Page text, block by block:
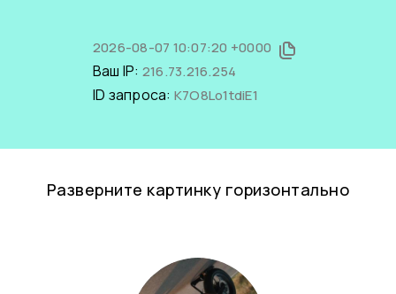
2026-08-07 10:07:20 +0000
Ваш IP: 216.73.216.254
ID запроса: K7O8Lo1tdiE1
Разверните картинку горизонтально